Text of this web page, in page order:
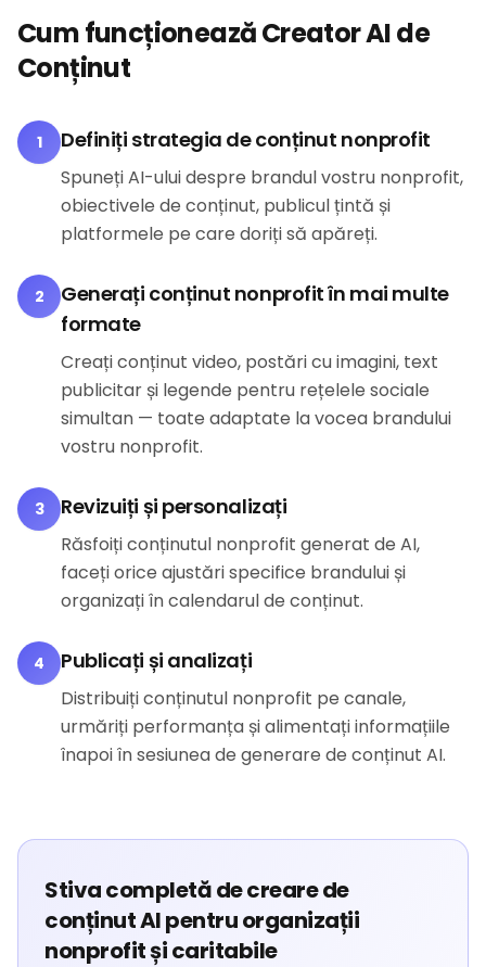
Cum funcționează Creator AI de
Conținut
1 Definiți strategia de conținut nonprofit
Spuneți AI-ului despre brandul vostru nonprofit,
obiectivele de conținut, publicul țintă și
platformele pe care doriți să apăreți.
2
Generați conținut nonprofit în mai multe
formate
Creați conținut video, postări cu imagini, text
publicitar și legende pentru rețelele sociale
simultan — toate adaptate la vocea brandului
vostru nonprofit.
3 Revizuiți și personalizați
Răsfoiți conținutul nonprofit generat de AI,
faceți orice ajustări specifice brandului și
organizați în calendarul de conținut.
4 Publicați și analizați
Distribuiți conținutul nonprofit pe canale,
urmăriți performanța și alimentați informațiile
înapoi în sesiunea de generare de conținut AI.
Stiva completă de creare de
conținut AI pentru organizații
nonprofit și caritabile